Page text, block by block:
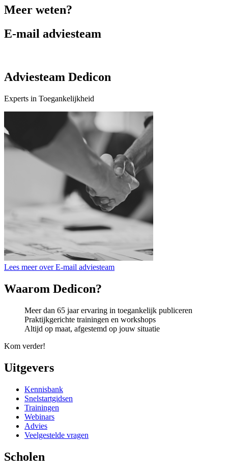
Meer weten?
E-mail adviesteam
Adviesteam Dedicon
Experts in Toegankelijkheid
Lees meer over E-mail adviesteam
Waarom Dedicon?
Meer dan 65 jaar ervaring in toegankelijk publiceren
Praktijkgerichte trainingen en workshops
Altijd op maat, afgestemd op jouw situatie
Kom verder!
Uitgevers
Kennisbank
Snelstartgidsen
Trainingen
Webinars
Advies
Veelgestelde vragen
Scholen